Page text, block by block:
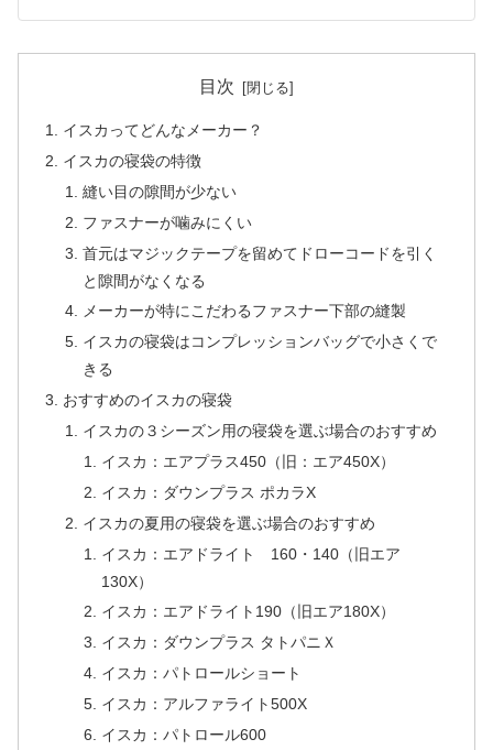
目次
イスカってどんなメーカー？
イスカの寝袋の特徴
縫い目の隙間が少ない
ファスナーが噛みにくい
首元はマジックテープを留めてドローコードを引く
と隙間がなくなる
メーカーが特にこだわるファスナー下部の縫製
イスカの寝袋はコンプレッションバッグで小さくで
きる
おすすめのイスカの寝袋
イスカの３シーズン用の寝袋を選ぶ場合のおすすめ
イスカ：エアプラス450（旧：エア450X）
イスカ：ダウンプラス ポカラX
イスカの夏用の寝袋を選ぶ場合のおすすめ
イスカ：エアドライト 160・140（旧エア
130X）
イスカ：エアドライト190（旧エア180X）
イスカ：ダウンプラス タトパニＸ
イスカ：パトロールショート
イスカ：アルファライト500X
イスカ：パトロール600